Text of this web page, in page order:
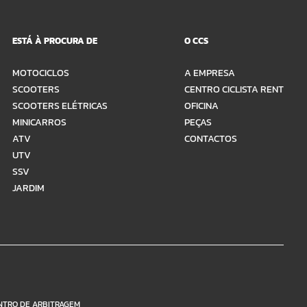
ESTÁ À PROCURA DE
MOTOCICLOS
SCOOTERS
SCOOTERS ELÉTRICAS
MINICARROS
ATV
UTV
SSV
JARDIM
O CCS
A EMPRESA
CENTRO CICLISTA RENT
OFICINA
PEÇAS
CONTACTOS
DE ARBITRAGEM